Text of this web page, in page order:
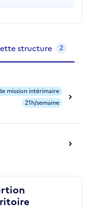
structure 2
mission intérimaire
21h/semaine